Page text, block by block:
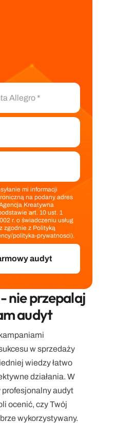
mi informacji
na podany adres
Kreatywna
art. 10 ust. 1
r. o świadczeniu usług
zgodnie z Polityką
polityka-prywatnosci).
nie przepalaj
audyt
w sprzedaży
wiedzy łatwo
działania. W
audyt
ocenić, czy Twój
wykorzystywany.